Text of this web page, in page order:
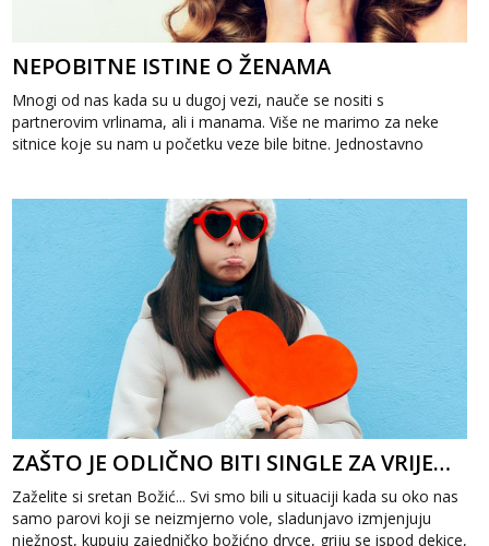
NEPOBITNE ISTINE O ŽENAMA
Mnogi od nas kada su u dugoj vezi, nauče se nositi s
partnerovim vrlinama, ali i manama. Više ne marimo za neke
sitnice koje su nam u početku veze bile bitne. Jednostavno
ZAŠTO JE ODLIČNO BITI SINGLE ZA VRIJEME BOŽIĆNIH BLAGDANA?
Zaželite si sretan Božić... Svi smo bili u situaciji kada su oko nas
samo parovi koji se neizmjerno vole, sladunjavo izmjenjuju
nježnost, kupuju zajedničko božićno drvce, griju se ispod dekice,